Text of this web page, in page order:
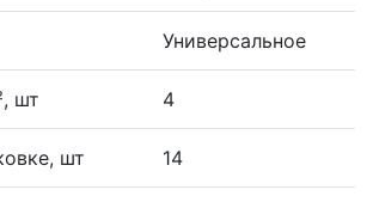
Универсальное
шт 4
шт 14